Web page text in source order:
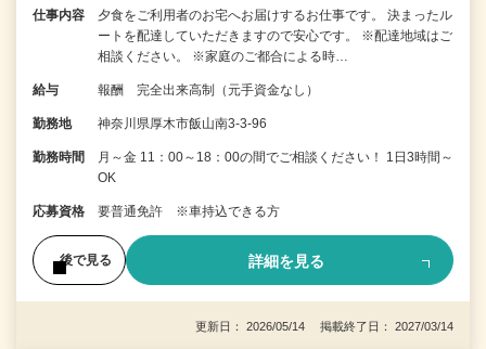
仕事内容
夕食をご利用者のお宅へお届けするお仕事です。 決まったル
ートを配達していただきますので安心です。 ※配達地域はご
相談ください。 ※家庭のご都合による時…
給与 報酬 完全出来高制（元手資金なし）
勤務地 神奈川県厚木市飯山南3-3-96
勤務時間
月～金 11：00～18：00の間でご相談ください！ 1日3時間～
OK
応募資格 要普通免許 ※車持込できる方
後で見る 詳細を見る
更新日： 2026/05/14 掲載終了日： 2027/03/14